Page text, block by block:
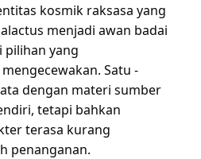
kosmik raksasa yang
menjadi awan badai
pilihan yang
Satu -
dengan materi sumber
tetapi bahkan
terasa kurang
penanganan.